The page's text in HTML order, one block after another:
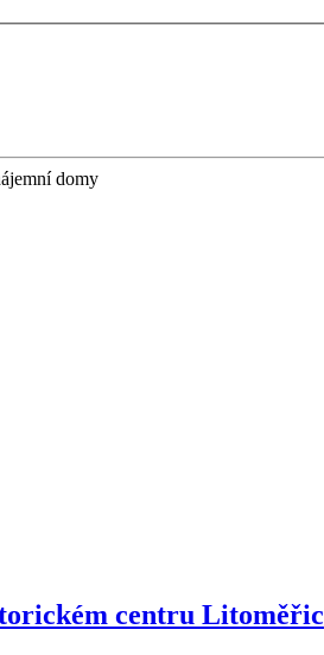
domy
centru Litoměřic